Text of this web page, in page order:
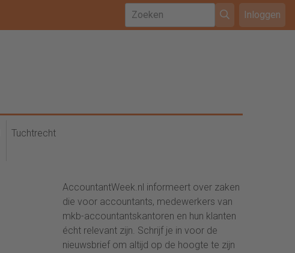
Inloggen
Tuchtrecht
AccountantWeek.nl informeert over zaken
die voor accountants, medewerkers van
mkb-accountantskantoren en hun klanten
écht relevant zijn. Schrijf je in voor de
nieuwsbrief om altijd op de hoogte te zijn